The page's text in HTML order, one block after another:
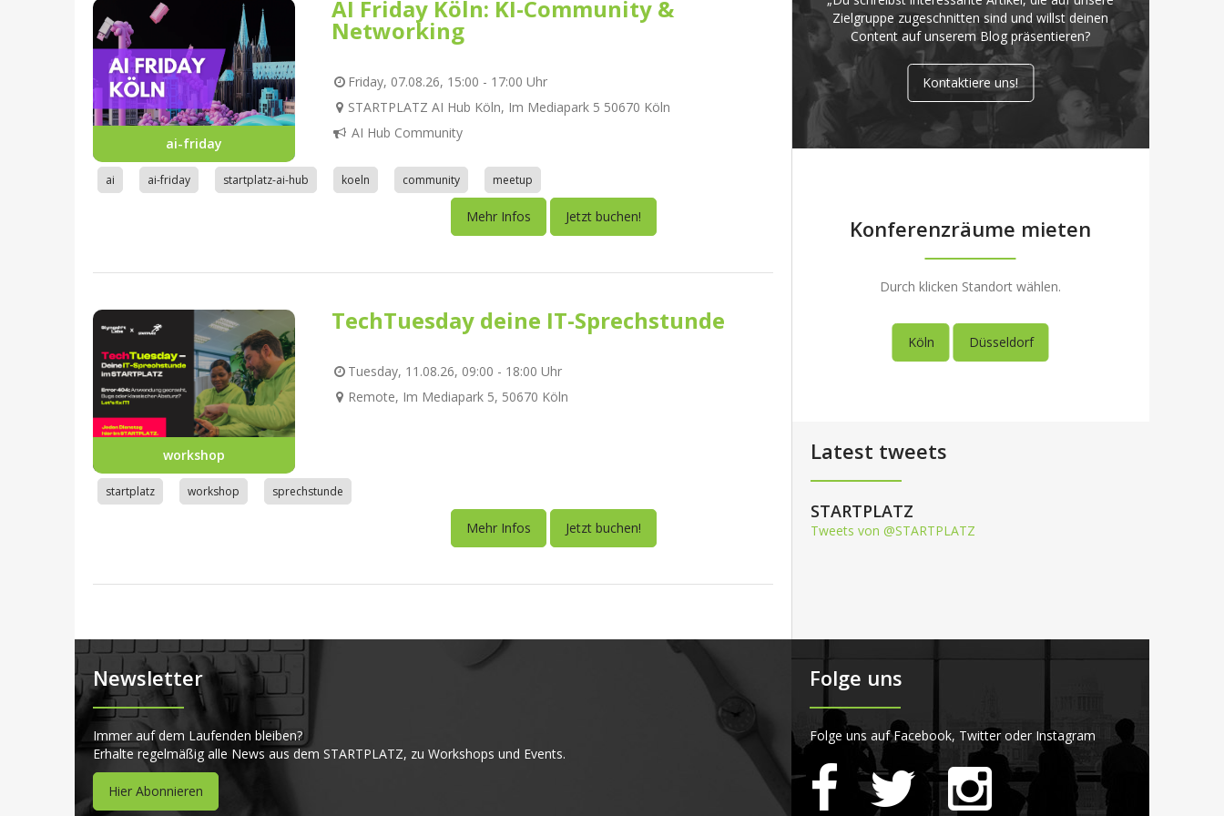
ai-friday
AI Friday Köln: KI-Community &
Networking
Friday, 07.08.26, 15:00 - 17:00 Uhr
STARTPLATZ AI Hub Köln, Im Mediapark 5 50670 Köln
AI Hub Community
ai ai-friday startplatz-ai-hub koeln community meetup
Mehr Infos Jetzt buchen!
workshop
TechTuesday deine IT-Sprechstunde
Tuesday, 11.08.26, 09:00 - 18:00 Uhr
Remote, Im Mediapark 5, 50670 Köln
startplatz workshop sprechstunde
Mehr Infos Jetzt buchen!
Zielgruppe zugeschnitten sind und willst deinen
Content auf unserem Blog präsentieren?
Kontaktiere uns!
Konferenzräume mieten
Durch klicken Standort wählen.
Köln Düsseldorf
Latest tweets
STARTPLATZ
Tweets von @STARTPLATZ
Newsletter
Immer auf dem Laufenden bleiben?
Erhalte regelmäßig alle News aus dem STARTPLATZ, zu Workshops und Events.
Hier Abonnieren
Folge uns
Folge uns auf Facebook, Twitter oder Instagram